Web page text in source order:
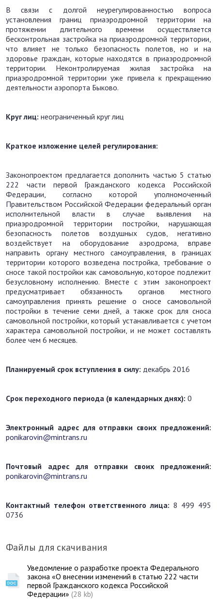
В связи с долгой неурегулированностью вопроса
установления границ приаэродромной территории на
протяжении длительного времени осуществляется
бесконтрольная застройка на приаэродромной территории,
что влияет не только безопасность полетов, но и на
здоровье граждан, которые находятся в приаэродромной
территории. Неконтролируемая жилая застройка на
приаэродромной территории уже привела к прекращению
деятельности аэропорта Быково.
Круг лиц: неограниченный круг лиц
Краткое изложение целей регулирования:
Законопроектом предлагается дополнить частью 5 статью
222 части первой Гражданского кодекса Российской
Федерации, согласно которой уполномоченный
Правительством Российской Федерации федеральный орган
исполнительной власти в случае выявления на
приаэродромной территории постройки, нарушающая
безопасность полетов воздушных судов, негативно
воздействует на оборудование аэродрома, вправе
направить органу местного самоуправления, в границах
территории которого возведена постройка, требование о
сносе такой постройки как самовольную, которое подлежит
безусловному исполнению. Вместе с этим законопроект
предусматривает обязанность органов местного
самоуправления принять решение о сносе самовольной
постройки в течение семи дней, а также срок для сноса
самовольной постройки, который устанавливается с учетом
характера самовольной постройки, и не может составлять
более чем 6 месяцев.
Планируемый срок вступления в силу: декабрь 2016
Срок переходного периода (в календарных днях): 0
Электронный адрес для отправки своих предложений:
ponikarovin@mintrans.ru
Почтовый адрес для отправки своих предложений:
ponikarovin@mintrans.ru
Контактный телефон ответственного лица: 8 499 495
0736
Файлы для скачивания
Уведомление о разработке проекта Федерального
закона «О внесении изменений в статью 222 части
первой Гражданского кодекса Российской
Федерации» (28 kb)